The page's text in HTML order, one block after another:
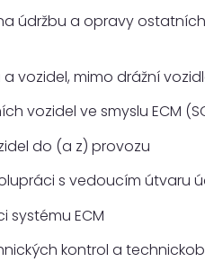
údržbu a opravy
vozidel, mimo drážní
vozidel ve smyslu ECM
do (a z) provozu
s vedoucím útvaru
ECM
kontrol a